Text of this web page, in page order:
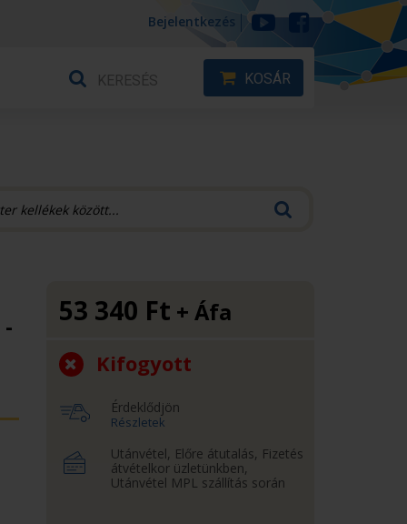
Bejelentkezés
KOSÁR
53 340 Ft + Áfa
Kifogyott
Érdeklődjön
Részletek
Utánvétel, Előre átutalás, Fizetés
átvételkor üzletünkben,
Utánvétel MPL szállítás során